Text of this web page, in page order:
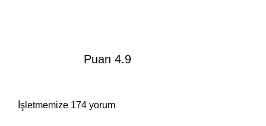
Puan 4.9
İşletmemize 174 yorum